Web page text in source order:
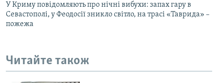
У Криму повідомляють про нічні вибухи: запах гару в
Севастополі, у Феодосії зникло світло, на трасі «Таврида» –
пожежа
Читайте також